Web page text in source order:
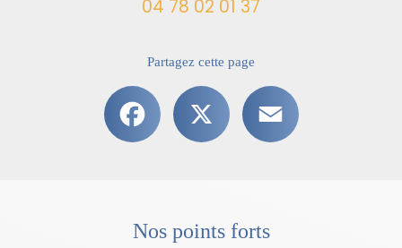
04 78 02 01 37
Partagez cette page
Facebook
Nos points forts